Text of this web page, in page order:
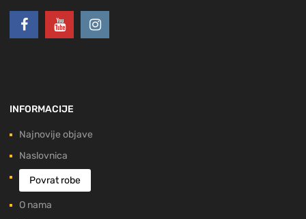
INFORMACIJE
Najnovije objave
Naslovnica
Povrat robe
O nama